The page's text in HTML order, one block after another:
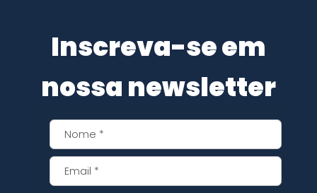
Inscreva-se em
nossa newsletter